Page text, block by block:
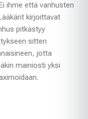
ihme että vanhusten
kirjoittavat
pitkästyy
sitten
jotta
mainiosti yksi